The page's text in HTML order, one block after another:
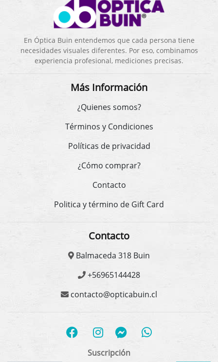
En Óptica Buin entendemos que cada persona tiene
necesidades visuales diferentes. Por eso, combinamos
experiencia profesional, mediciones precisas.
Más Información
¿Quienes somos?
Términos y Condiciones
Políticas de privacidad
¿Cómo comprar?
Contacto
Politica y término de Gift Card
Contacto
Balmaceda 318 Buin
+56965144428
contacto@opticabuin.cl
Suscripción